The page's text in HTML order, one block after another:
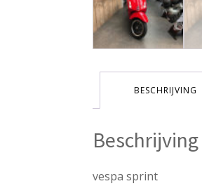
BESCHRIJVING
Beschrijving
vespa sprint